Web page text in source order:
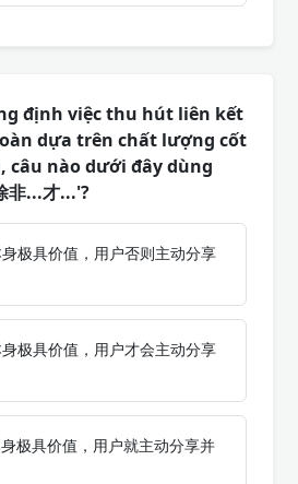
định việc thu hút liên kết
dựa trên chất lượng cốt
câu nào dưới đây dùng
...才...'?
极具价值，用户否则主动分享
极具价值，用户才会主动分享
极具价值，用户就主动分享并